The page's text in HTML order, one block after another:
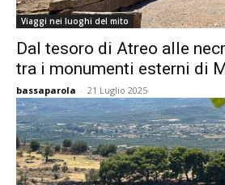
Viaggi nei luoghi del mito
Dal tesoro di Atreo alle
tra i monumenti esterni di
bassaparola - 21 Luglio 2025